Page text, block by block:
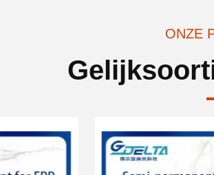
ONZE